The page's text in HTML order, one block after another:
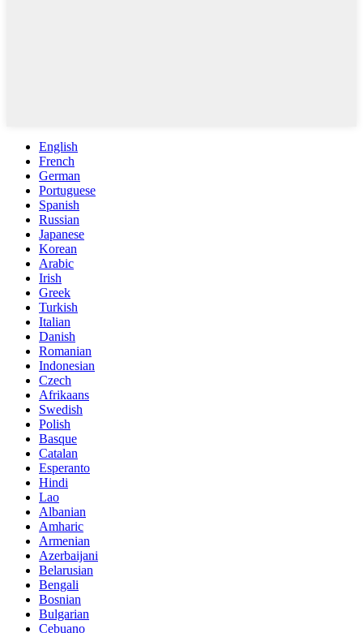
English
French
German
Portuguese
Spanish
Russian
Japanese
Korean
Arabic
Irish
Greek
Turkish
Italian
Danish
Romanian
Indonesian
Czech
Afrikaans
Swedish
Polish
Basque
Catalan
Esperanto
Hindi
Lao
Albanian
Amharic
Armenian
Azerbaijani
Belarusian
Bengali
Bosnian
Bulgarian
Cebuano